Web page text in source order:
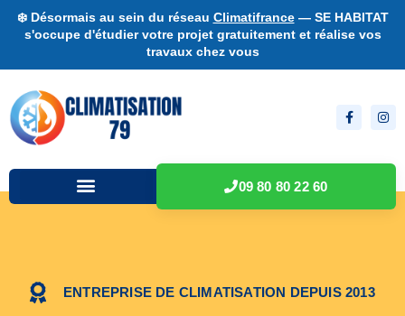
❄️ Désormais au sein du réseau Climatifrance— SE HABITAT
s'occupe d'étudier votre projet gratuitement et réalise vos
travaux chez vous
09 80 80 22 60
ENTREPRISE DE CLIMATISATION DEPUIS 2013